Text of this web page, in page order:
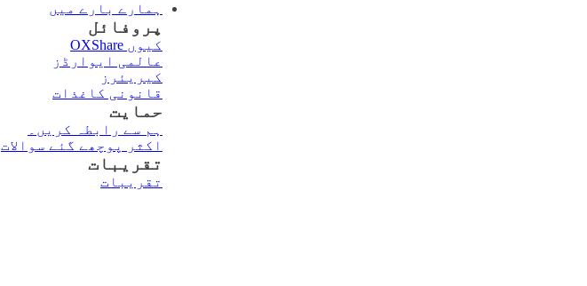
ہمارے بارے میں
پروفائل
کیوں OXShare
عالمی ایوارڈز
کیریئرز
قانونی کاغذات
حمایت
ہم سے رابطہ کریں۔
اکثر پوچھے گئے سوالات
تقریبات
تقریبات